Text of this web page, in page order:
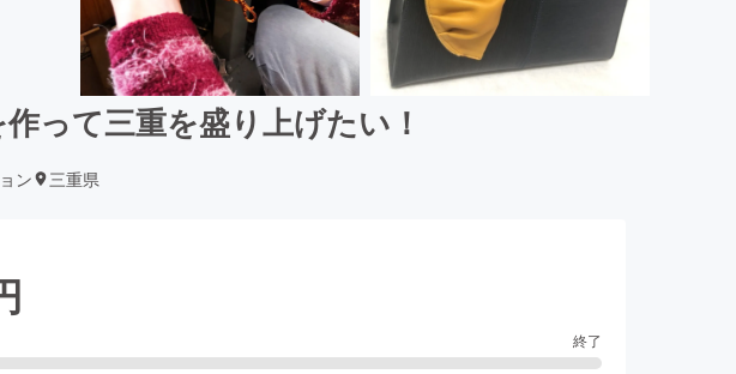
って三重を盛り上げたい！
ン 三重県
終了